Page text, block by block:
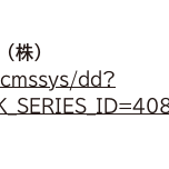
株）
dd?